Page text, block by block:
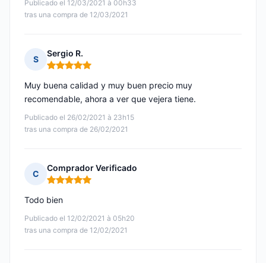
Publicado el 12/03/2021 à 00h33
tras una compra de 12/03/2021
S
Sergio R.
Nota: 5 de 5
Publicado el 26/02/2021 à 23h15
tras una compra de 26/02/2021
Muy buena calidad y muy buen precio muy
recomendable, ahora a ver que vejera tiene.
C
Comprador Verificado
Nota: 5 de 5
Publicado el 12/02/2021 à 05h20
tras una compra de 12/02/2021
Todo bien